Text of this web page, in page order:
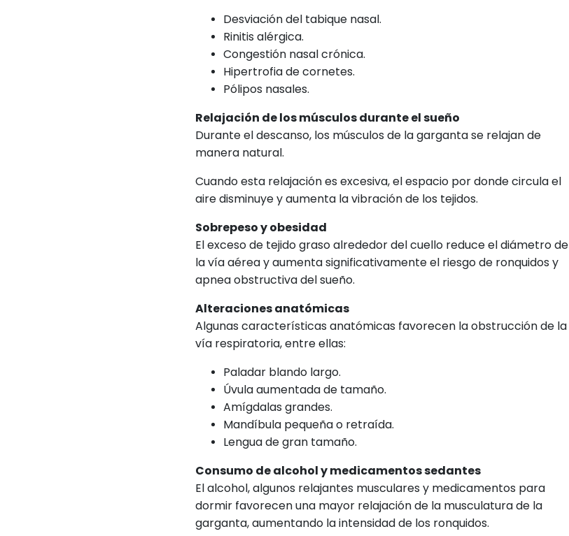
Desviación del tabique nasal.
Rinitis alérgica.
Congestión nasal crónica.
Hipertrofia de cornetes.
Pólipos nasales.
Relajación de los músculos durante el sueño
Durante el descanso, los músculos de la garganta se relajan de
manera natural.
Cuando esta relajación es excesiva, el espacio por donde circula el
aire disminuye y aumenta la vibración de los tejidos.
Sobrepeso y obesidad
El exceso de tejido graso alrededor del cuello reduce el diámetro de
la vía aérea y aumenta significativamente el riesgo de ronquidos y
apnea obstructiva del sueño.
Alteraciones anatómicas
Algunas características anatómicas favorecen la obstrucción de la
vía respiratoria, entre ellas:
Paladar blando largo.
Úvula aumentada de tamaño.
Amígdalas grandes.
Mandíbula pequeña o retraída.
Lengua de gran tamaño.
Consumo de alcohol y medicamentos sedantes
El alcohol, algunos relajantes musculares y medicamentos para
dormir favorecen una mayor relajación de la musculatura de la
garganta, aumentando la intensidad de los ronquidos.